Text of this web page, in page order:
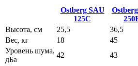
Ostberg SAU
125C
Высота, см 25,5 36,5
Вес, кг
18 45
Уровень шума,
дБа
42 43